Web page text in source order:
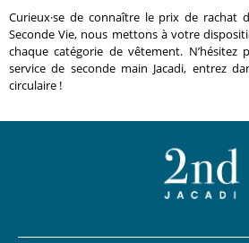
Curieux·se de connaître le prix de rachat
Seconde Vie, nous mettons à votre
chaque catégorie de vêtement. N’hésitez
service de seconde main Jacadi, entrez
circulaire !